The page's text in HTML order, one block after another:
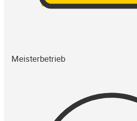
Meisterbetrieb